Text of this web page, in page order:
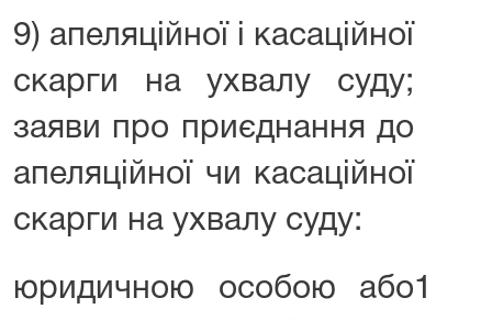
9) апеляційної і касаційної
скарги на ухвалу суду;
заяви про приєднання до
апеляційної чи касаційної
скарги на ухвалу суду:
юридичною особою або1